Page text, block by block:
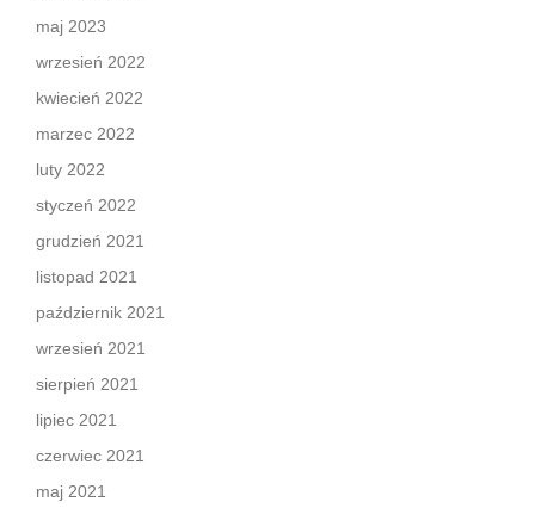
maj 2023
wrzesień 2022
kwiecień 2022
marzec 2022
luty 2022
styczeń 2022
grudzień 2021
listopad 2021
październik 2021
wrzesień 2021
sierpień 2021
lipiec 2021
czerwiec 2021
maj 2021